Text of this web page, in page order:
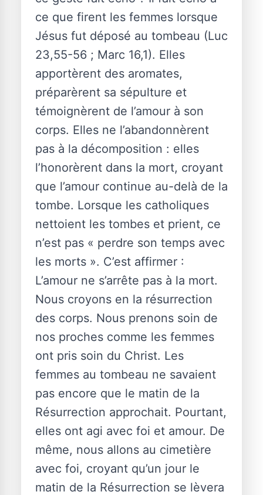
ce que firent les femmes lorsque
Jésus fut déposé au tombeau (Luc
23,55-56 ; Marc 16,1). Elles
apportèrent des aromates,
préparèrent sa sépulture et
témoignèrent de l’amour à son
corps. Elles ne l’abandonnèrent
pas à la décomposition : elles
l’honorèrent dans la mort, croyant
que l’amour continue au-delà de la
tombe. Lorsque les catholiques
nettoient les tombes et prient, ce
n’est pas « perdre son temps avec
les morts ». C’est affirmer :
L’amour ne s’arrête pas à la mort.
Nous croyons en la résurrection
des corps. Nous prenons soin de
nos proches comme les femmes
ont pris soin du Christ. Les
femmes au tombeau ne savaient
pas encore que le matin de la
Résurrection approchait. Pourtant,
elles ont agi avec foi et amour. De
même, nous allons au cimetière
avec foi, croyant qu’un jour le
matin de la Résurrection se lèvera